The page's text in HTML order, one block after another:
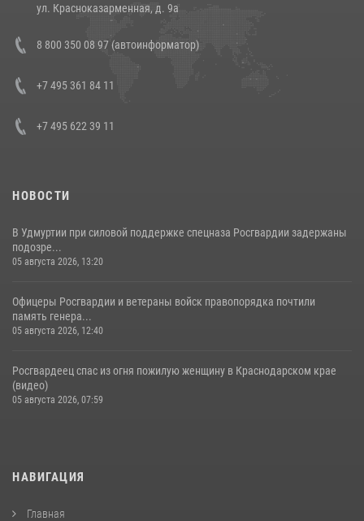
В Росгвардии прошла военно-научная конференция по обобщению
боевого опыта
ул. Красноказарменная, д. 9а
8 800 350 08 97 (автоинформатор)
+7 495 361 84 11
+7 495 622 39 11
НОВОСТИ
В Удмуртии при силовой поддержке спецназа Росгвардии задержаны
подозре...
05 августа 2026, 13:20
Офицеры Росгвардии и ветераны войск правопорядка почтили
память генера...
05 августа 2026, 12:40
Росгвардеец спас из огня пожилую женщину в Краснодарском крае
(видео)
05 августа 2026, 07:59
НАВИГАЦИЯ
Главная